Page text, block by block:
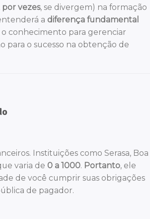
por vezes, se divergem) na formação
a diferença fundamental
conhecimento para gerenciar
para o sucesso na obtenção de
Instituições como Serasa, Boa
varia de 0 a 1000. Portanto, ele
de você cumprir suas obrigações
de pagador.